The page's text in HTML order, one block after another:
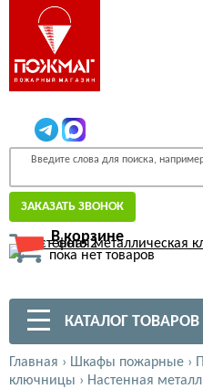
Введите слова для поиска,
ЗАКАЗАТЬ ЗВОНОК
В корзине
пока нет товаров
КАТАЛОГ ТОВАРОВ
Главная › Шкафы пожарные ›
ключницы › Настенная